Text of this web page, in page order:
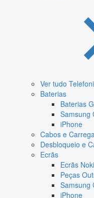
Ver tudo
Baterias
Baterias
Samsung
iPhone
Cabos e
Desbloqueio e
Ecrãs
Ecrãs
Peças
Samsung
iPhone